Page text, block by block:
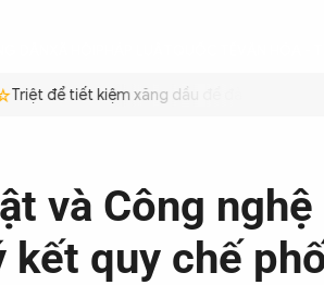
để tiết kiệm xăng dầu để đảm bảo an ninh
và Công nghệ
kết quy chế